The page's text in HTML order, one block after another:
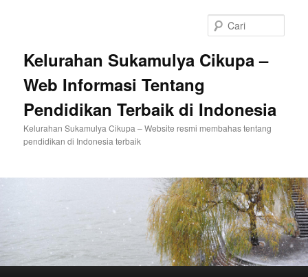
Kelurahan Sukamulya Cikupa –
Web Informasi Tentang
Pendidikan Terbaik di Indonesia
Kelurahan Sukamulya Cikupa – Website resmi membahas tentang
pendidikan di Indonesia terbaik